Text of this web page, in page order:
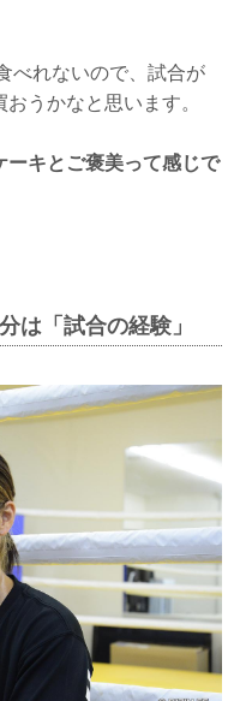
べれないので、試合が
うかなと思います。
ーキとご褒美って感じで
は「試合の経験」